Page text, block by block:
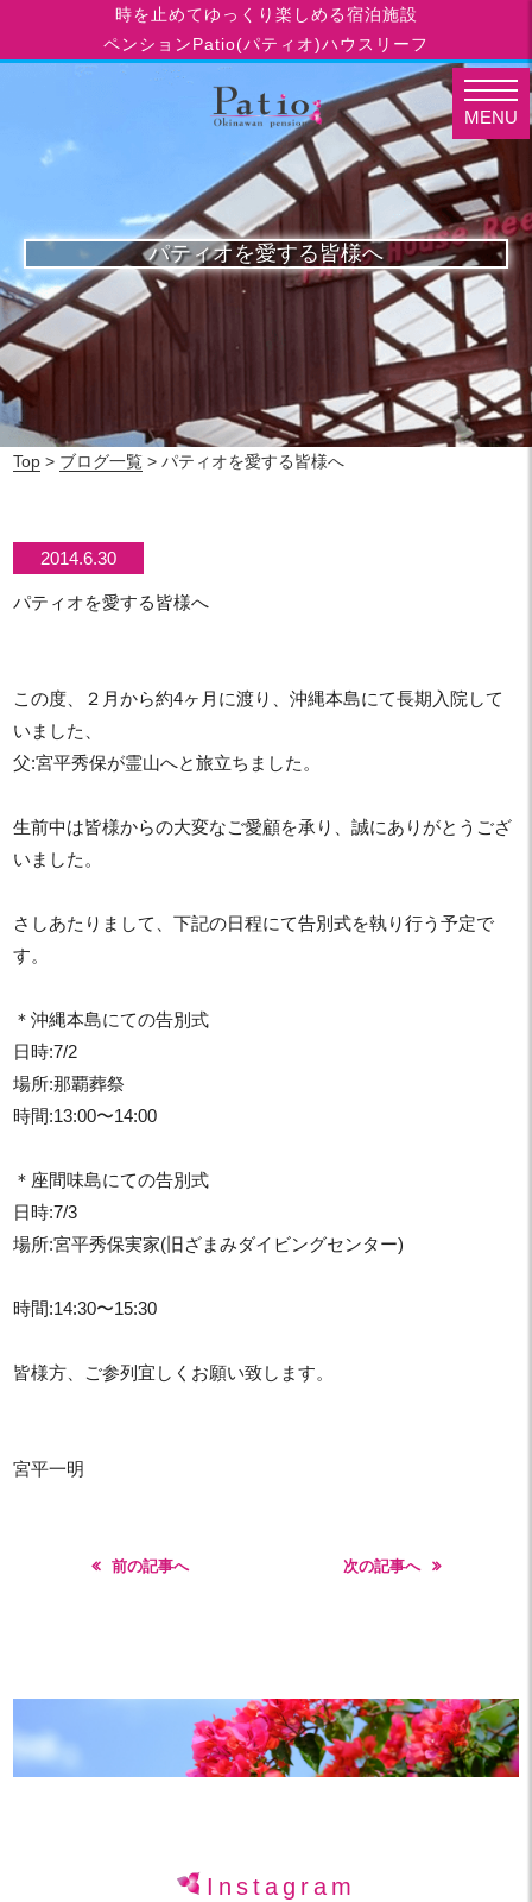
時を止めてゆっくり楽しめる宿泊施設
ペンションPatio(パティオ)ハウスリーフ
パティオを愛する皆様へ
Top > ブログ一覧 > パティオを愛する皆様へ
2014.6.30
パティオを愛する皆様へ
この度、２月から約4ヶ月に渡り、沖縄本島にて長期入院して
いました、
父:宮平秀保が霊山へと旅立ちました。
生前中は皆様からの大変なご愛顧を承り、誠にありがとうござ
いました。
さしあたりまして、下記の日程にて告別式を執り行う予定で
す。
＊沖縄本島にての告別式
日時:7/2
場所:那覇葬祭
時間:13:00〜14:00
＊座間味島にての告別式
日時:7/3
場所:宮平秀保実家(旧ざまみダイビングセンター)
時間:14:30〜15:30
皆様方、ご参列宜しくお願い致します。
宮平一明
前の記事へ 次の記事へ
Instagram
MENU